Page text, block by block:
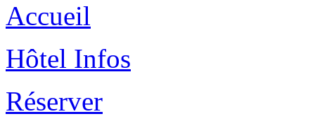
Accueil
Hôtel Infos
Réserver